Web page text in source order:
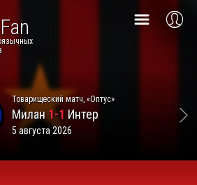
Товарищеский матч, «Оптус»
Милан1-1 Интер
5 августа 2026